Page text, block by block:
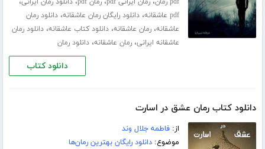
pdf عاشقانه ،دانلود رایگان رمان عاشقانه،دانلود رمان
عاشقانه،رمان عاشقانه،دانلود کتاب عاشقانه،دانلود رمان
عاشقانه ایرانی،رمان عاشقانه،دانلود رمان
دانلود کتاب
دانلود کتاب رمان عشق در اسارت
از:فاطمه جلال‌ وند
موضوع:دانلود رایگان بهترین رمان‌ها